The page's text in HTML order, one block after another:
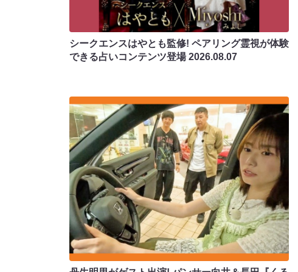
シークエンスはやとも監修! ペアリング霊視が体験
できる占いコンテンツ登場2026.08.07